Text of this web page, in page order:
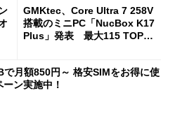
GMKtec、Core Ultra 7 258V
搭載のミニPC「NucBox K17
Plus」発表 最大115 TOPS
で月額850円～ 格安SIMをお得に使
ン実施中！